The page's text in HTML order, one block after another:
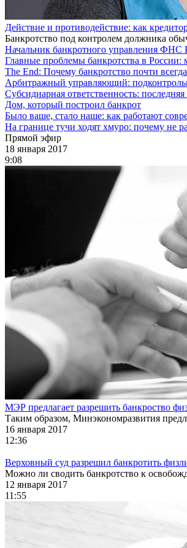
Действие и противодействие: как
Банкротство под контролем должника
Начальник банкротного управления ФНС
Главные проблемы банкротства в России:
The End: Почему банкротство почти
Арбитражный управляющий:
Субсидиарная ответственность:
Дом, который построил банкрот
Было ваше, стало наше: как работают
На границе тучи ходят хмуро: почему не
Прямой эфир
18 января 2017
9:08
МЭР предлагает разрешить банкроство
Таким образом, Минэкономразвития
16 января 2017
12:36
Верховный суд разрешил банкротить
Можно ли сводить банкротство к
12 января 2017
11:55